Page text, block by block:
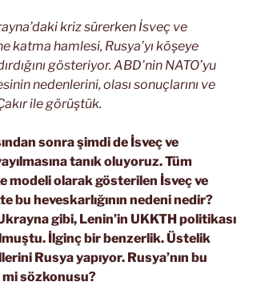
kriz sürerken İsveç ve
katma hamlesi, Rusya’yı köşeye
gösteriyor. ABD’nin NATO’yu
nedenlerini, olası sonuçlarını ve
ile görüştük.
sonra şimdi de İsveç ve
tanık oluyoruz. Tüm
modeli olarak gösterilen İsveç ve
bu heveskarlığının nedeni nedir?
gibi, Lenin’in UKKTH politikası
İlginç bir benzerlik. Üstelik
Rusya yapıyor. Rusya’nın bu
mi sözkonusu?